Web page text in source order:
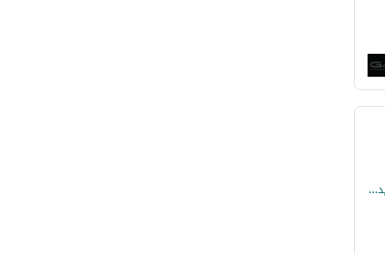
شقه متشطبه بالتكيفات للبيع في أبراج زيد من أورا الشيخ زايد بجانب مول أركان و هايبر وان